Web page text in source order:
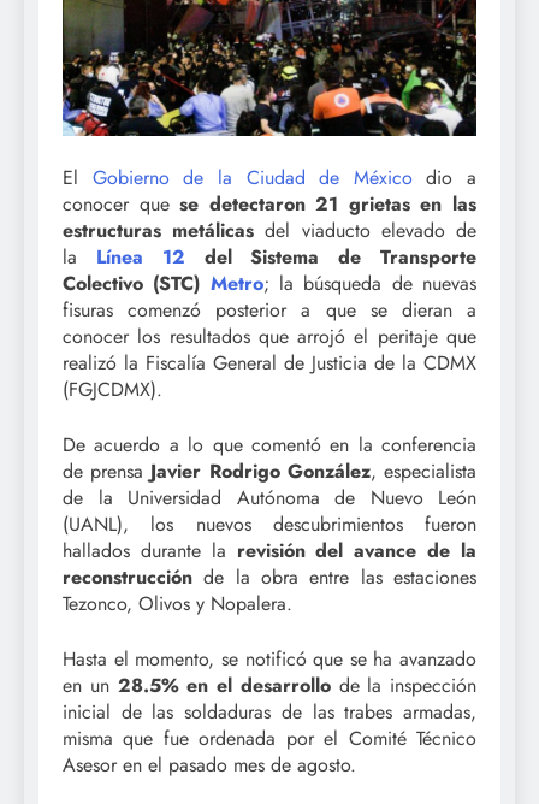
El Gobierno de la Ciudad de Méxicodio a
conocer quese detectaron 21 grietas en las
estructuras metálicas del viaducto elevado de
la
Línea 12 del Sistema de Transporte
Colectivo (STC) Metro; la búsqueda de nuevas
fisuras comenzó posterior a que se dieran a
conocer los resultados que arrojó el peritaje que
realizó la Fiscalía General de Justicia de la CDMX
(FGJCDMX).
De acuerdo a lo que comentó en la conferencia
de prensa Javier Rodrigo González, especialista
de la Universidad Autónoma de Nuevo León
(UANL), los nuevos descubrimientos fueron
hallados durante la revisión del avance de la
reconstrucción de la obra entre las estaciones
Tezonco, Olivos y Nopalera.
Hasta el momento, se notificó que se ha avanzado
en un 28.5% en el desarrollode la inspección
inicial de las soldaduras de las trabes armadas,
misma que fue ordenada por el Comité Técnico
Asesor en el pasado mes de agosto.